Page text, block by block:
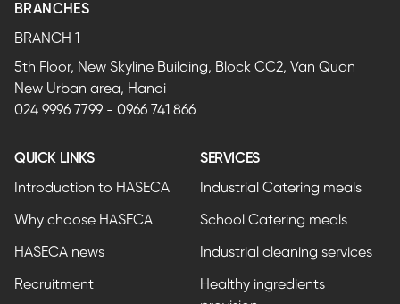
BRANCHES
BRANCH 1
5th Floor, New Skyline Building, Block CC2, Van Quan
New Urban area, Hanoi
024 9996 7799 - 0966 741 866
QUICK LINKS
Introduction to HASECA
Why choose HASECA
HASECA news
Recruitment
SERVICES
Industrial Catering meals
School Catering meals
Industrial cleaning services
Healthy ingredients